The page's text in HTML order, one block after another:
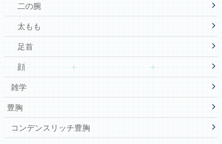
二の腕
太もも
足首
顔
雑学
豊胸
コンデンスリッチ豊胸